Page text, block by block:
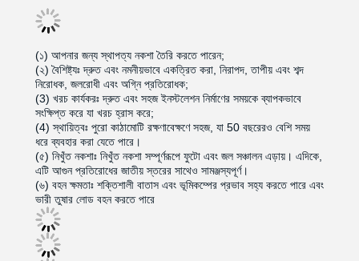
(১) আপনার জন্য স্থাপত্য নকশা তৈরি করতে পারেন;
(২) বৈশিষ্ট্যঃ দ্রুত এবং নমনীয়ভাবে একত্রিত করা, নিরাপদ, তাপীয় এবং শব্দ
নিরোধক, জলরোধী এবং অগ্নি প্রতিরোধক;
(3) খরচ কার্যকরঃ দ্রুত এবং সহজ ইনস্টলেশন নির্মাণের সময়কে ব্যাপকভাবে
সংক্ষিপ্ত করে যা খরচ হ্রাস করে;
(4) স্থায়িত্বঃ পুরো কাঠামোটি রক্ষণাবেক্ষণে সহজ, যা 50 বছরেরও বেশি সময়
ধরে ব্যবহার করা যেতে পারে।
(৫) নিখুঁত নকশাঃ নিখুঁত নকশা সম্পূর্ণরূপে ফুটো এবং জল সঞ্চালন এড়ায়। এদিকে,
এটি আগুন প্রতিরোধের জাতীয় স্তরের সাথেও সামঞ্জস্যপূর্ণ।
(৬) বহন ক্ষমতাঃ শক্তিশালী বাতাস এবং ভূমিকম্পের প্রভাব সহ্য করতে পারে এবং
ভারী তুষার লোড বহন করতে পারে